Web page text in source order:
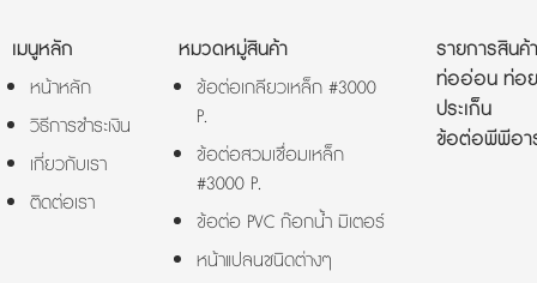
เมนูหลัก
หน้าหลัก
วิธีการชำระเงิน
เกี่ยวกับเรา
ติดต่อเรา
หมวดหมู่สินค้า
ข้อต่อเกลียวเหล็ก #3000
P.
ข้อต่อสวมเชื่อมเหล็ก
#3000 P.
ข้อต่อ PVC ก๊อกน้ำ มิเตอร์
หน้าแปลนชนิดต่างๆ
รายการสินค้า
ท่ออ่อน ท่อ
ประเก็น
ข้อต่อพีพีอา